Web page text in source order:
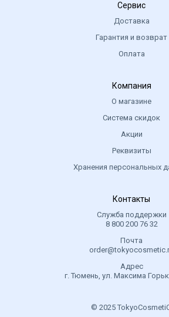
Сервис
Доставка
Гарантия и возврат
Оплата
Компания
О магазине
Система скидок
Акции
Реквизиты
Хранения персональных
Контакты
Служба поддержки
8 800 200 76 32
Почта
Адрес
г. Тюмень, ул. Максима
© 2025